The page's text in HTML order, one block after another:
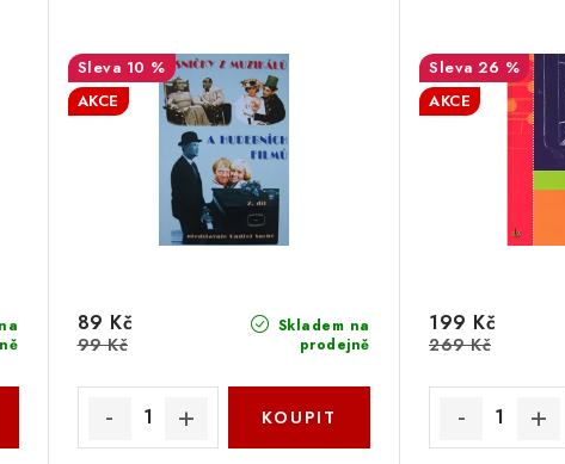
10 %
AKCE
Skladem na
prodejně
89 Kč
99 Kč
26 %
AKCE
199 Kč
269 Kč